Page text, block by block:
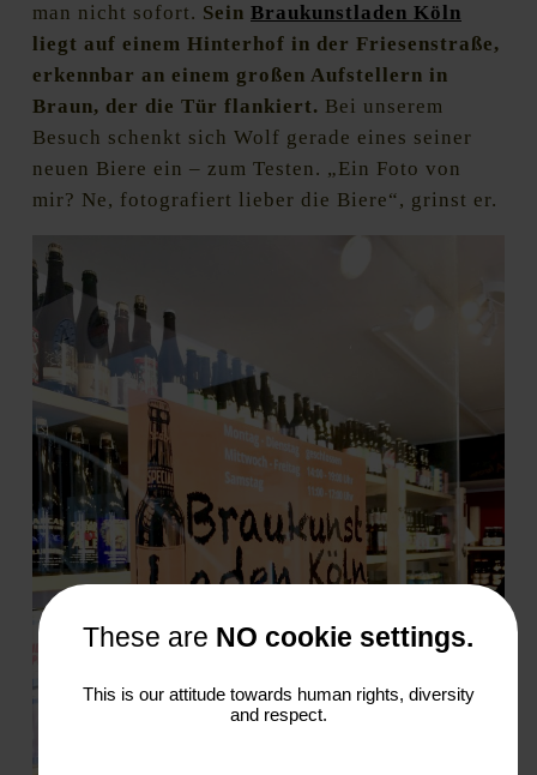
man nicht sofort. Sein Braukunstladen Köln
liegt auf einem Hinterhof in der Friesenstraße,
erkennbar an einem großen Aufstellern in
Braun, der die Tür flankiert. Bei unserem
Besuch schenkt sich Wolf gerade eines seiner
neuen Biere ein – zum Testen. „Ein Foto von
mir? Ne, fotografiert lieber die Biere“, grinst er.
These are NO cookie settings.
This is our attitude towards human rights, diversity
and respect.